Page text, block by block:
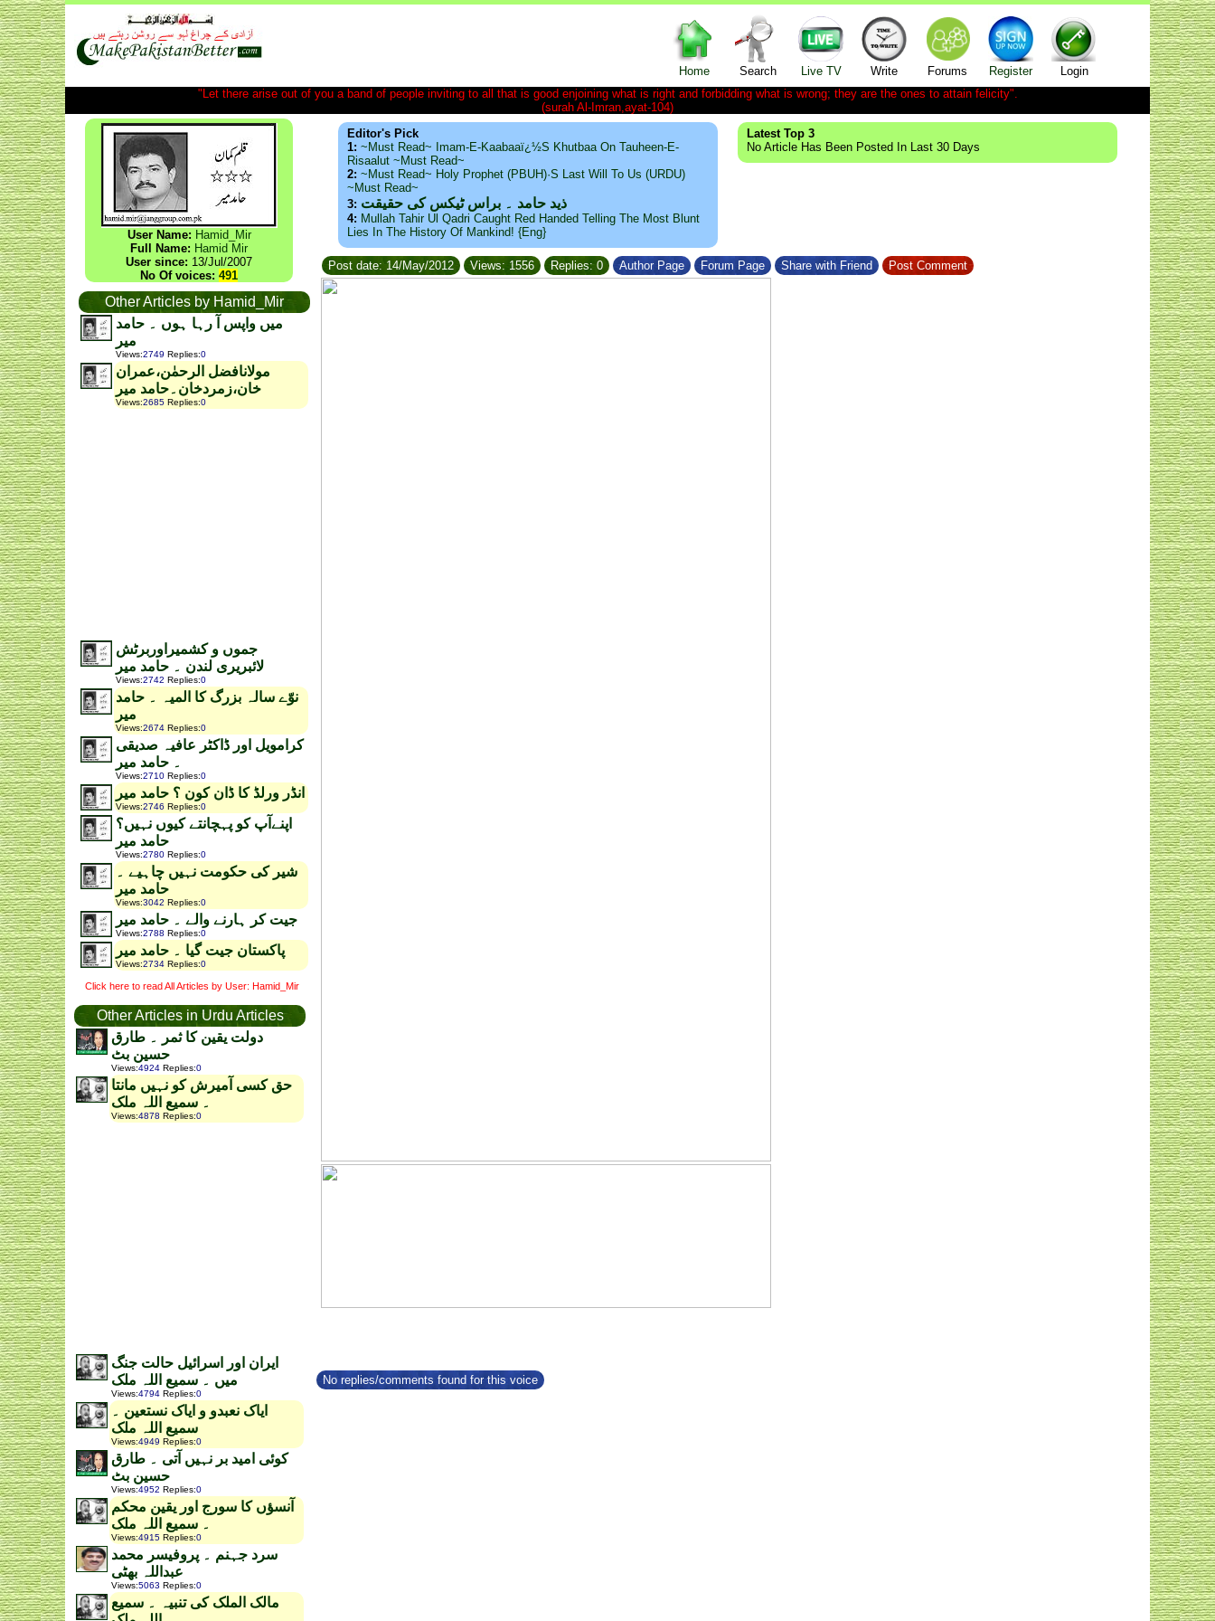
Home Search Live TV Write Forums Register
Login
"Let there arise out of you a band of people inviting to all that is good enjoining what is right and forbidding what is wrong; they are the ones to attain felicity".
(surah Al-Imran,ayat-104)
User Name: Hamid_Mir
Full Name: Hamid Mir
User since: 13/Jul/2007
No Of voices: 491
Other Articles by Hamid_Mir
میں واپس آ رہا ہوں ۔ حامد
میر
Views:2749 Replies:0
مولانافضل الرحمٰن،عمران
خان،زمردخان۔حامد میر
Views:2685 Replies:0
جموں و کشمیراوربرٹش
لائبریری لندن ۔ حامد میر
Views:2742 Replies:0
نوّے سالہ بزرگ کا المیہ ۔ حامد
میر
Views:2674 Replies:0
کرامویل اور ڈاکٹر عافیہ صدیقی
۔ حامد میر
Views:2710 Replies:0
انڈر ورلڈ کا ڈان کون ؟ حامد میر
Views:2746 Replies:0
اپنےآپ کو پہچانتے کیوں نہیں؟
حامد میر
Views:2780 Replies:0
شیر کی حکومت نہیں چاہیے ۔
حامد میر
Views:3042 Replies:0
جیت کر ہارنے والے ۔ حامد میر
Views:2788 Replies:0
پاکستان جیت گیا ۔ حامد میر
Views:2734 Replies:0
Click here to read All Articles by User: Hamid_Mir
Other Articles in Urdu Articles
دولت یقین کا ثمر ۔ طارق
حسین بٹ
Views:4924 Replies:0
حق کسی آمیرش کو نہیں مانتا
۔ سمیع اللہ ملک
Views:4878 Replies:0
ایران اور اسرائیل حالت جنگ
میں ۔ سمیع اللہ ملک
Views:4794 Replies:0
ایاک نعبدو و ایاک نستعین ۔
سمیع اللہ ملک
Views:4949 Replies:0
کوئی امید بر نہیں آتی ۔ طارق
حسین بٹ
Views:4952 Replies:0
آنسؤں کا سورج اور یقین محکم
۔ سمیع اللہ ملک
Views:4915 Replies:0
سرد جہنم ۔ پروفیسر محمد
عبداللہ بھٹی
Views:5063 Replies:0
مالک الملک کی تنبیہ ۔ سمیع
Editor's Pick
1: ~Must Read~ Imam-E-Kaabaaï¿½s Khutbaa On Tauheen-E-
Risaalut ~Must Read~
2: ~Must Read~ Holy Prophet (PBUH)·s Last Will To Us (URDU)
~Must Read~
3: ذید حامد ۔ براس ٹیکس کی حقیقت
4: Mullah Tahir Ul Qadri Caught Red Handed Telling The Most Blunt
Lies In The History Of Mankind! {Eng}
Latest Top 3
No Article Has Been Posted In Last 30 Days
Post date: 14/May/2012 Views: 1556 Replies: 0 Author Page Forum Page Share with Friend Post Comment
No replies/comments found for this voice